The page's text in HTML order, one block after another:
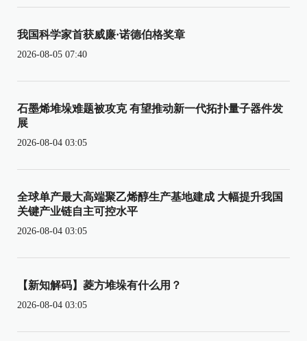
我国科学家首获威廉·诺德伯格奖章
2026-08-05 07:40
石墨烯堆垛难题被攻克 有望推动新一代拓扑量子器件发
展
2026-08-04 03:05
全球单产最大高端聚乙烯醇生产基地建成 大幅提升我国
关键产业链自主可控水平
2026-08-04 03:05
【新知解码】菱方堆垛有什么用？
2026-08-04 03:05